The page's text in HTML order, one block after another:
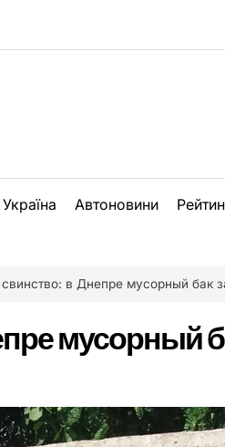
Україна Автоновини
в Днепре мусорный бак
мусорный